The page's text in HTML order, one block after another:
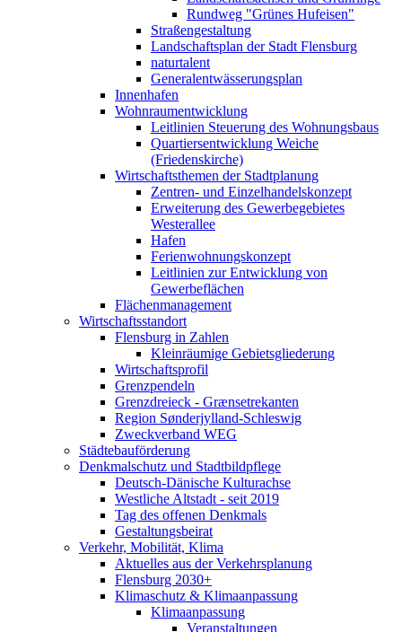
Rundweg "Grünes Hufeisen"
Straßengestaltung
Landschaftsplan der Stadt Flensburg
naturtalent
Generalentwässerungsplan
Innenhafen
Wohnraumentwicklung
Leitlinien Steuerung des Wohnungsbaus
Quartiersentwicklung Weiche
(Friedenskirche)
Wirtschaftsthemen der Stadtplanung
Zentren- und Einzelhandelskonzept
Erweiterung des Gewerbegebietes
Westerallee
Hafen
Ferienwohnungskonzept
Leitlinien zur Entwicklung von
Gewerbeflächen
Flächenmanagement
Wirtschaftsstandort
Flensburg in Zahlen
Kleinräumige Gebietsgliederung
Wirtschaftsprofil
Grenzpendeln
Grenzdreieck - Grænsetrekanten
Region Sønderjylland-Schleswig
Zweckverband WEG
Städtebauförderung
Denkmalschutz und Stadtbildpflege
Deutsch-Dänische Kulturachse
Westliche Altstadt - seit 2019
Tag des offenen Denkmals
Gestaltungsbeirat
Verkehr, Mobilität, Klima
Aktuelles aus der Verkehrsplanung
Flensburg 2030+
Klimaschutz & Klimaanpassung
Klimaanpassung
Veranstaltungen